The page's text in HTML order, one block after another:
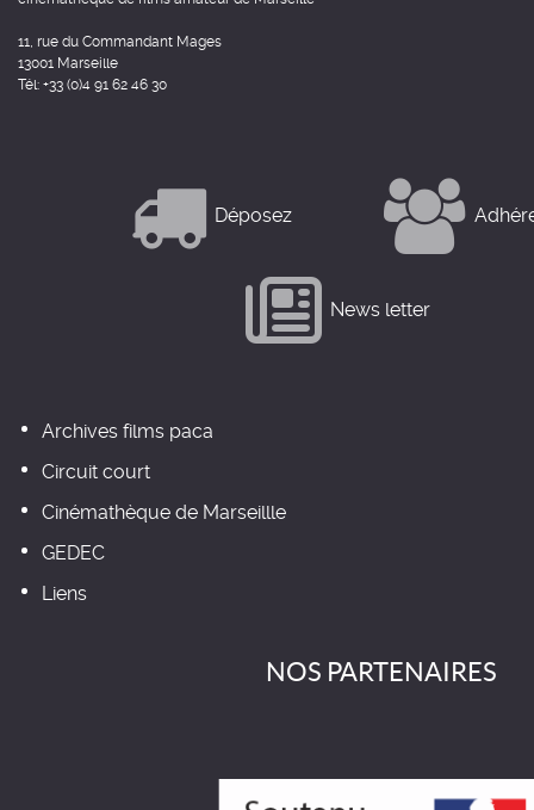
11, rue du Commandant Mages
13001 Marseille
Tél: +33 (0)4 91 62 46 30
Déposez
News letter
Archives films paca
Circuit court
Cinémathèque de Marseillle
GEDEC
Liens
NOS PARTENAIRES